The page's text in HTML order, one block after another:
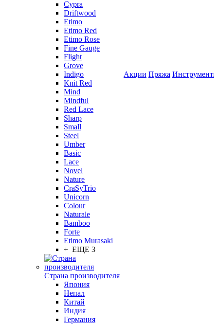
Cypra
Driftwood
Etimo
Etimo Red
Etimo Rose
Fine Gauge
Flight
Grove
Indigo
Knit Red
Mind
Mindful
Red Lace
Sharp
Small
Steel
Umber
Basic
Lace
Novel
Nature
CraSyTrio
Unicorn
Colour
Naturale
Bamboo
Forte
Etimo Murasaki
+ ЕЩЕ 3
Страна производителя
Япония
Непал
Китай
Индия
Германия
Акции Пряжа Инструменты